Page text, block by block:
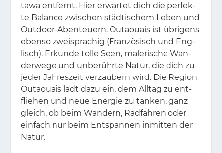
ta­wa ent­fernt. Hier er­war­tet dich die per­fek­
te Ba­lan­ce zwi­schen städ­ti­schem Le­ben und
Out­door-Aben­teu­ern. Ou­taouais ist üb­ri­gens
eben­so zwei­spra­chig (Fran­zö­sisch und Eng­
lisch). Er­kun­de tol­le Seen, ma­le­ri­sche Wan­
der­we­ge und un­be­rühr­te Na­tur, die dich zu
je­der Jah­res­zeit ver­zau­bern wird. Die Re­gi­on
Ou­taouais lädt dazu ein, dem All­tag zu ent­
flie­hen und neue En­er­gie zu tan­ken, ganz
gleich, ob beim Wan­dern, Rad­fah­ren oder
ein­fach nur beim Ent­span­nen in­mit­ten der
Na­tur.